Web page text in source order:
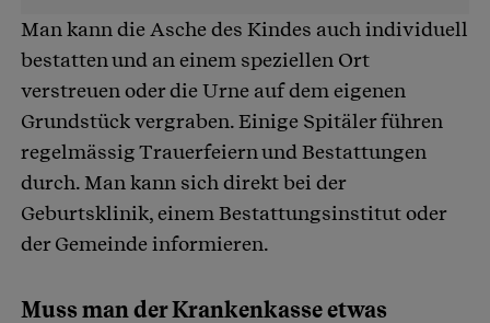
Man kann die Asche des Kindes auch individuell
bestatten und an einem speziellen Ort
verstreuen oder die Urne auf dem eigenen
Grundstück vergraben. Einige Spitäler führen
regelmässig Trauerfeiern und Bestattungen
durch. Man kann sich direkt bei der
Geburtsklinik, einem Bestattungsinstitut oder
der Gemeinde informieren.
Muss man der Krankenkasse etwas